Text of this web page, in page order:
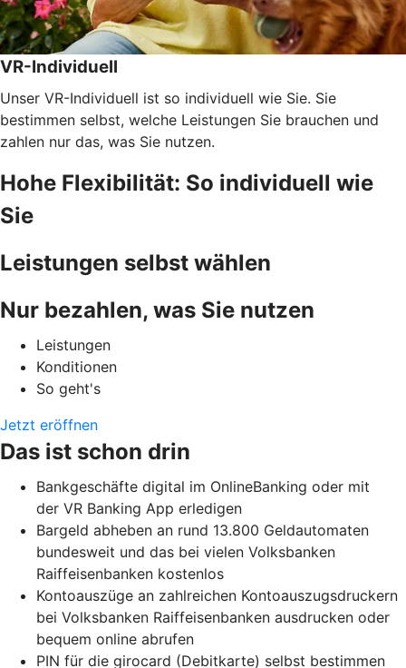
VR-Individuell
Unser VR-Individuell ist so individuell wie Sie. Sie
bestimmen selbst, welche Leistungen Sie brauchen und
zahlen nur das, was Sie nutzen.
Hohe Flexibilität: So individuell wie
Sie
Leistungen selbst wählen
Nur bezahlen, was Sie nutzen
Leistungen
Konditionen
So geht's
Jetzt eröffnen
Das ist schon drin
Bankgeschäfte digital im OnlineBanking oder mit
der VR Banking App erledigen
Bargeld abheben an rund 13.800 Geldautomaten
bundesweit und das bei vielen Volksbanken
Raiffeisenbanken kostenlos
Kontoauszüge an zahlreichen Kontoauszugsdruckern
bei Volksbanken Raiffeisenbanken ausdrucken oder
bequem online abrufen
PIN für die girocard (Debitkarte) selbst bestimmen